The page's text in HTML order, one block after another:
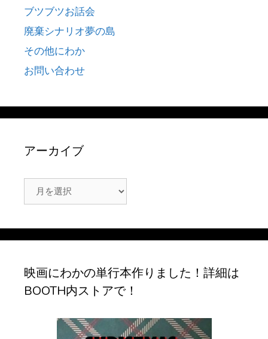
ブツブツお話会
廃棄シナリオ夢の島
その他にわか
お問い合わせ
アーカイブ
ー
映画にわかの単行本作りました！詳細は
BOOTH内ストアで！